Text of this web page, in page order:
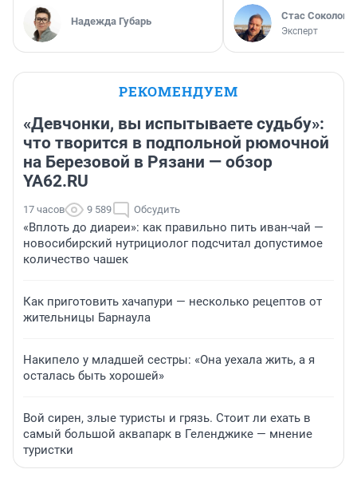
Надежда Губарь Стас Соколов
Эксперт
РЕКОМЕНДУЕМ
«Девчонки, вы испытываете судьбу»:
что творится в подпольной рюмочной
на Березовой в Рязани — обзор
YA62.RU
17 часов 9 589 Обсудить
«Вплоть до диареи»: как правильно пить иван-чай —
новосибирский нутрициолог подсчитал допустимое
количество чашек
Как приготовить хачапури — несколько рецептов от
жительницы Барнаула
Накипело у младшей сестры: «Она уехала жить, а я
осталась быть хорошей»
Вой сирен, злые туристы и грязь. Стоит ли ехать в
самый большой аквапарк в Геленджике — мнение
туристки